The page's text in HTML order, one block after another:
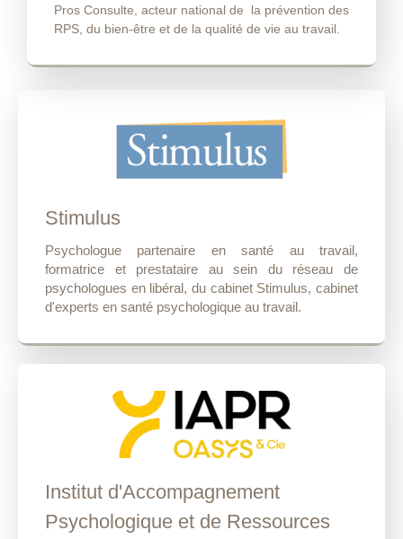
Pros Consulte, acteur national de la prévention des
RPS, du bien-être et de la qualité de vie au travail.
Stimulus
Psychologue partenaire en santé au travail,
formatrice et prestataire au sein du réseau de
psychologues en libéral, du cabinet Stimulus, cabinet
d'experts en santé psychologique au travail.
Institut d'Accompagnement
Psychologique et de Ressources